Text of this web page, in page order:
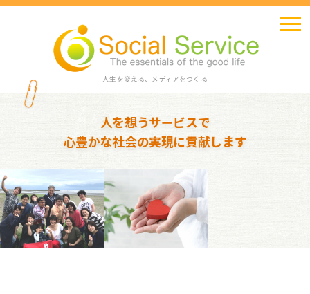
人生を変える、メディアをつくる
人を想うサービスで
心豊かな社会の実現に貢献します